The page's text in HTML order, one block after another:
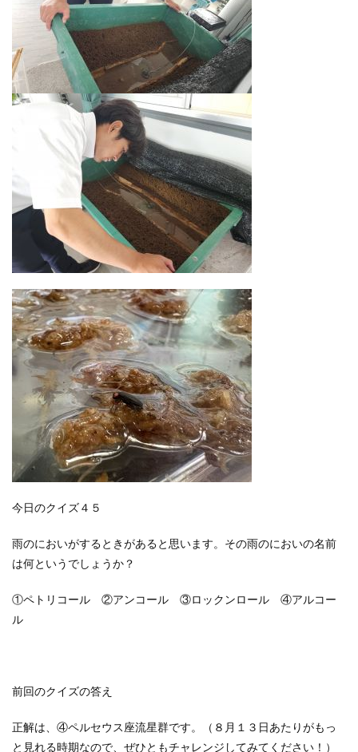
今日のクイズ４５
雨のにおいがするときがあると思います。その雨のにおいの名前
は何というでしょうか？
①ペトリコール ②アンコール ③ロックンロール ④アルコー
ル
前回のクイズの答え
正解は、④ペルセウス座流星群です。（８月１３日あたりがもっ
と見れる時期なので、ぜひともチャレンジしてみてください！）